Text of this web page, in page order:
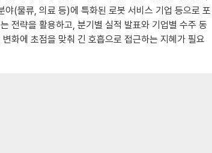
(물류, 의료 등)에 특화된 로봇 서비스 기업 등으로 포
전략을 활용하고, 분기별 실적 발표와 기업별 수주 동
화에 초점을 맞춰 긴 호흡으로 접근하는 지혜가 필요